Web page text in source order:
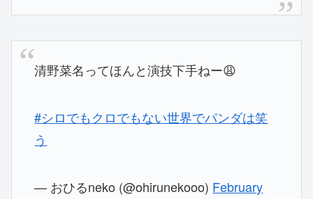
清野菜名ってほんと演技下手ねー😩
#シロでもクロでもない世界でパンダは笑
う
— おひるneko (@ohirunekooo) February